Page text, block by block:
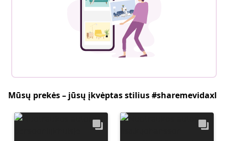
Mūsų prekės – jūsų įkvėptas stilius #sharemevidaxl